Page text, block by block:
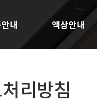
내 액상안내
리방침